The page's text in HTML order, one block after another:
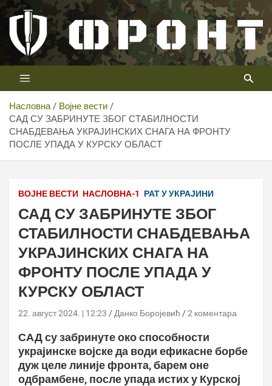
Скип
цонтент
Телевизија ФРОНТ
Први војни канал у Србији
Насловна
Војне вести
САД СУ ЗАБРИНУТЕ ЗБОГ СТАБИЛНОСТИ
СНАБДЕВАЊА УКРАЈИНСКИХ СНАГА НА ФРОНТУ
ПОСЛЕ УПАДА У КУРСКУ ОБЛАСТ
ВОЈНЕ ВЕСТИ НАСЛОВНА-1 РАТ У УКРАЈИНИ
САД СУ ЗАБРИНУТЕ ЗБОГ
СТАБИЛНОСТИ СНАБДЕВАЊА
УКРАЈИНСКИХ СНАГА НА
ФРОНТУ ПОСЛЕ УПАДА У
КУРСКУ ОБЛАСТ
22. август 2024. | 12:23 Данко Боројевић 2 коментара
САД су забринуте око способности
украјинске војске да води ефикасне борбе
дуж целе линије фронта, барем оне
одбрамбене, после упада истих у Курској